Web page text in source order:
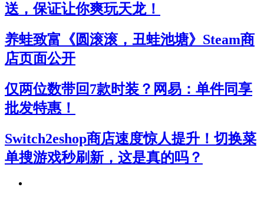
送，保证让你爽玩天龙！
养蛙致富《圆滚滚，丑蛙池塘》Steam商
店页面公开
仅两位数带回7款时装？网易：单件同享
批发特惠！
Switch2eshop商店速度惊人提升！切换菜
单搜游戏秒刷新，这是真的吗？